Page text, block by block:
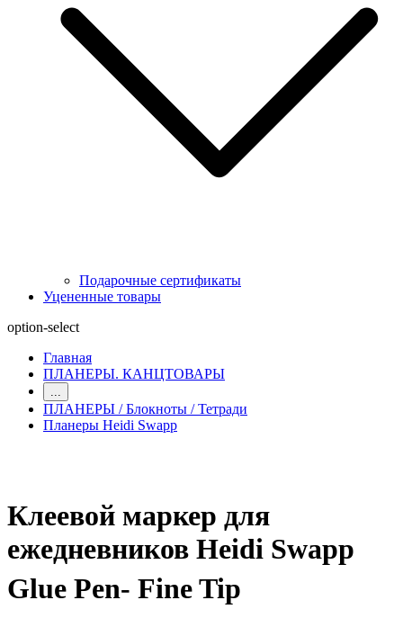
Подарочные сертификаты
Уцененные товары
option-select
Главная
ПЛАНЕРЫ. КАНЦТОВАРЫ
ПЛАНЕРЫ / Блокноты / Тетради
Планеры Heidi Swapp
Клеевой маркер для
ежедневников Heidi Swapp
Glue Pen- Fine Tip